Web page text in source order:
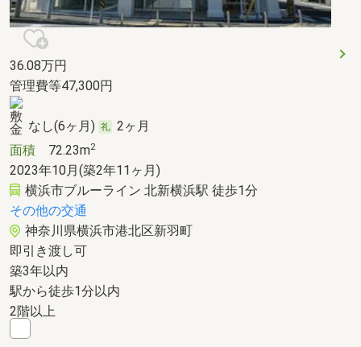
36.08万円
管理費等47,300円
なし(6ヶ月)
2ヶ月
面積 72.23m2
2023年10月(築2年11ヶ月)
横浜市ブルーライン 北新横浜駅 徒歩1分
その他の交通
神奈川県横浜市港北区新羽町
即引き渡し可
築3年以内
駅から徒歩1分以内
2階以上